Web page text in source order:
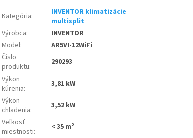
Kategória:
INVENTOR klimatizácie
multisplit
Výrobca:
INVENTOR
Model:
AR5VI-12WiFi
Číslo
produktu:
290293
Výkon
kúrenia:
3,81 kW
Výkon
chladenia:
3,52 kW
Veľkosť
miestnosti:
< 35 m²